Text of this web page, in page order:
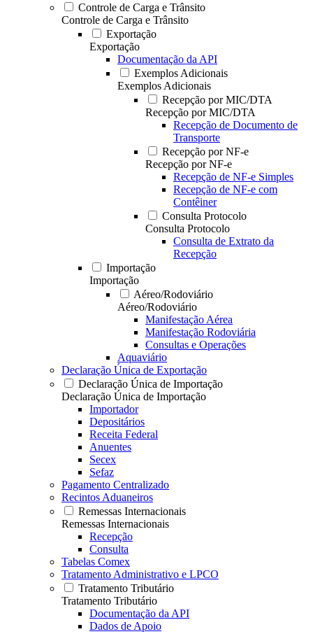
Controle de Carga e Trânsito
Controle de Carga e Trânsito
Exportação
Exportação
Documentação da API
Exemplos Adicionais
Exemplos Adicionais
Recepção por MIC/DTA
Recepção por MIC/DTA
Recepção de Documento de
Transporte
Recepção por NF-e
Recepção por NF-e
Recepção de NF-e Simples
Recepção de NF-e com
Contêiner
Consulta Protocolo
Consulta Protocolo
Consulta de Extrato da
Recepção
Importação
Importação
Aéreo/Rodoviário
Aéreo/Rodoviário
Manifestação Aérea
Manifestação Rodoviária
Consultas e Operações
Aquaviário
Declaração Única de Exportação
Declaração Única de Importação
Declaração Única de Importação
Importador
Depositários
Receita Federal
Anuentes
Secex
Sefaz
Pagamento Centralizado
Recintos Aduaneiros
Remessas Internacionais
Remessas Internacionais
Recepção
Consulta
Tabelas Comex
Tratamento Administrativo e LPCO
Tratamento Tributário
Tratamento Tributário
Documentação da API
Dados de Apoio